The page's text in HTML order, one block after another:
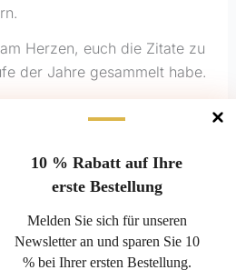
zu bieten, verwenden wir
Informationen auf Ihren Geräten zu
Herzen, euch die Zitate zu
der Jahre gesammelt habe.
10 % Rabatt auf Ihre
erste Bestellung
Melden Sie sich für unseren
Newsletter an und sparen Sie 10
% bei Ihrer ersten Bestellung.